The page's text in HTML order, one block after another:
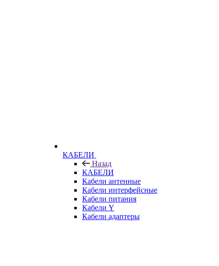
КАБЕЛИ
Назад
КАБЕЛИ
Кабели антенные
Кабели интерфейсные
Кабели питания
Кабели Y
Кабели адаптеры